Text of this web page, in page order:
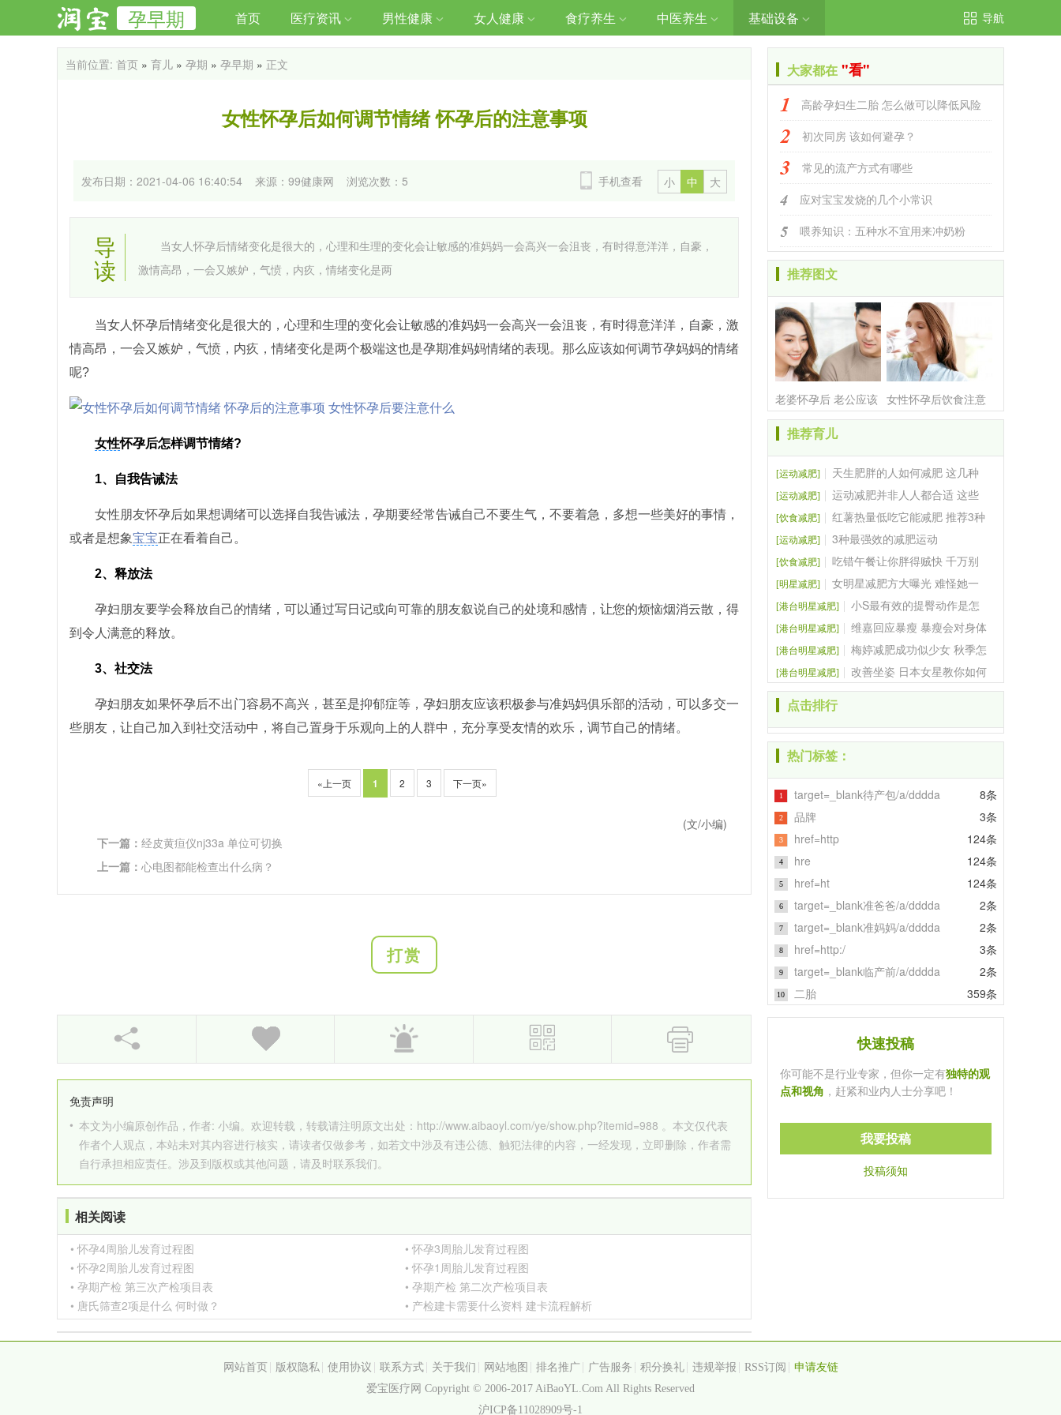
孕早期 首页 医疗资讯 男性健康 女人健康 食疗养生 中医养生 基础设备 导航
当前位置: 首页 » 育儿 » 孕期 » 孕早期 » 正文
女性怀孕后如何调节情绪 怀孕后的注意事项
小 中 大
手机查看
发布日期：2021-04-06 16:40:54 来源：99健康网 浏览次数： 5
导
读
当女人怀孕后情绪变化是很大的，心理和生理的变化会让敏感的准妈妈一会高兴一会沮丧，有时得意洋洋，自豪，
激情高昂，一会又嫉妒，气愤，内疚，情绪变化是两
当女人怀孕后情绪变化是很大的，心理和生理的变化会让敏感的准妈妈一会高兴一会沮丧，有时得意洋洋，自豪，激
情高昂，一会又嫉妒，气愤，内疚，情绪变化是两个极端这也是孕期准妈妈情绪的表现。那么应该如何调节孕妈妈的情绪
呢?
女性怀孕后怎样调节情绪?
1、自我告诫法
女性朋友怀孕后如果想调绪可以选择自我告诫法，孕期要经常告诫自己不要生气，不要着急，多想一些美好的事情，
或者是想象宝宝正在看着自己。
2、释放法
孕妇朋友要学会释放自己的情绪，可以通过写日记或向可靠的朋友叙说自己的处境和感情，让您的烦恼烟消云散，得
到令人满意的释放。
3、社交法
孕妇朋友如果怀孕后不出门容易不高兴，甚至是抑郁症等，孕妇朋友应该积极参与准妈妈俱乐部的活动，可以多交一
些朋友，让自己加入到社交活动中，将自己置身于乐观向上的人群中，充分享受友情的欢乐，调节自己的情绪。
«上一页 1 2 3 下一页»
(文/小编)
下一篇： 经皮黄疸仪nj33a 单位可切换
上一篇： 心电图都能检查出什么病？
打赏
免责声明
• 本文为小编原创作品，作者: 小编。欢迎转载，转载请注明原文出处：http://www.aibaoyl.com/ye/show.php?itemid=988 。本文仅代表
作者个人观点，本站未对其内容进行核实，请读者仅做参考，如若文中涉及有违公德、触犯法律的内容，一经发现，立即删除，作者需
自行承担相应责任。涉及到版权或其他问题，请及时联系我们。
相关阅读
• 怀孕4周胎儿发育过程图
• 怀孕3周胎儿发育过程图
• 怀孕2周胎儿发育过程图
• 怀孕1周胎儿发育过程图
• 孕期产检 第三次产检项目表
• 孕期产检 第二次产检项目表
• 唐氏筛查2项是什么 何时做？
• 产检建卡需要什么资料 建卡流程解析
大家都在 "看"
高龄孕妇生二胎 怎么做可以降低风险
初次同房 该如何避孕？
常见的流产方式有哪些
应对宝宝发烧的几个小常识
喂养知识：五种水不宜用来冲奶粉
推荐图文
老婆怀孕后 老公应该 女性怀孕后饮食注意
什
推荐育儿
[运动减肥]
天生肥胖的人如何减肥 这几种
运动快来试试
[运动减肥]
运动减肥并非人人都合适 这些
运动有些人不能做
[饮食减肥]
红薯热量低吃它能减肥 推荐3种
瘦身吃法
[运动减肥] 3种最强效的减肥运动
[饮食减肥]
吃错午餐让你胖得贼快 千万别
拿这些食物当午餐
[明星减肥]
女明星减肥方大曝光 难怪她一
直这么瘦
[港台明星减肥]
小S最有效的提臀动作是怎
么做的
[港台明星减肥]
维嘉回应暴瘦 暴瘦会对身体
造成哪些危害
[港台明星减肥]
梅婷减肥成功似少女 秋季怎
么减肥最快
[港台明星减肥]
改善坐姿 日本女星教你如何
正确减肥
点击排行
热门标签：
1 target=_blank待产包/a/dddda 8条
2 品牌 3条
3 href=http 124条
4 hre 124条
5 href=ht 124条
6 target=_blank准爸爸/a/dddda 2条
7 target=_blank准妈妈/a/dddda 2条
8 href=http:/ 3条
9 target=_blank临产前/a/dddda 2条
10 二胎 359条
快速投稿
你可能不是行业专家，但你一定有独特的观
点和视角 ，赶紧和业内人士分享吧！
我要投稿
投稿须知
网站首页 版权隐私 使用协议 联系方式 关于我们 网站地图 排名推广 广告服务 积分换礼 违规举报 RSS订阅
申请友链
爱宝医疗网 Copyright © 2006-2017 AiBaoYL.Com All Rights Reserved
沪ICP备11028909号-1